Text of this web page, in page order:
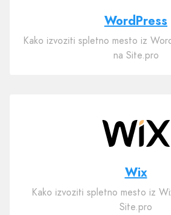
WordPress
Kako izvoziti spletno mesto iz
na Site.pro
Wix
Kako izvoziti spletno mesto iz
Site.pro